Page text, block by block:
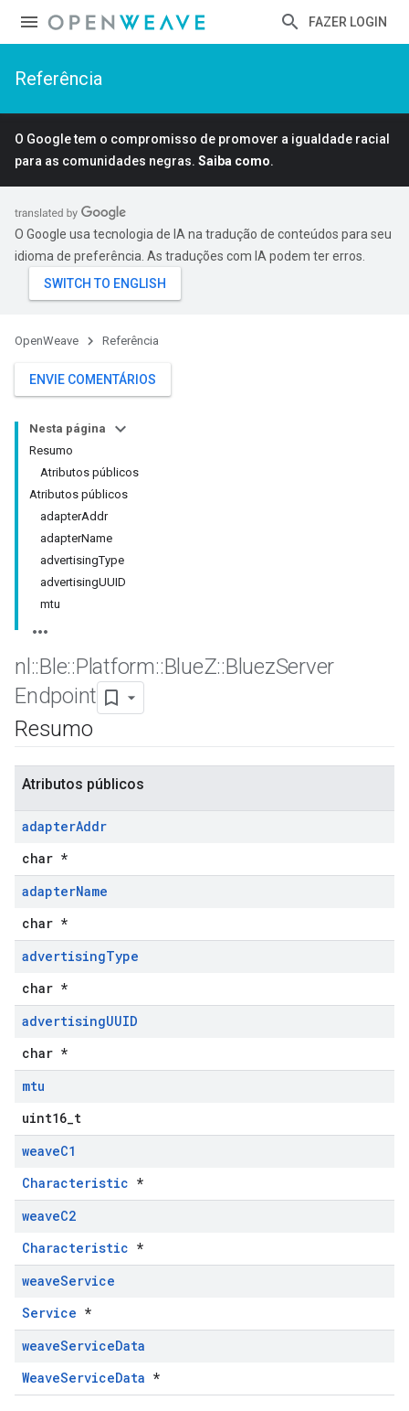
FAZER LOGIN
Referência
O Google tem o compromisso de promover a igualdade racial
para as comunidades negras. Saiba como.
O Google usa tecnologia de IA na tradução de conteúdos para seu
idioma de preferência. As traduções com IA podem ter erros.
OpenWeave Referência
ENVIE COMENTÁRIOS
Nesta página
Resumo
Atributos públicos
Atributos públicos
adapterAddr
adapterName
advertisingType
advertisingUUID
mtu
nl ::Ble::Platform::BlueZ::BluezServer
Endpoint
Resumo
Atributos públicos
adapterAddr
char *
adapterName
char *
advertisingType
char *
advertisingUUID
char *
mtu
uint16_t
weaveC1
Characteristic *
weaveC2
Characteristic *
weaveService
Service *
weaveServiceData
WeaveServiceData *